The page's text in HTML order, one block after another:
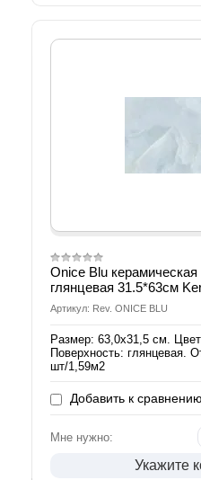
Onice Blu керамическая
глянцевая 31.5*63см
Артикул: Rev. ONICE BLU
Размер: 63,0х31,5 см.
Поверхность: глянцевая.
шт/1,59м2
Добавить к сравнению
Мне нужно:
Укажите